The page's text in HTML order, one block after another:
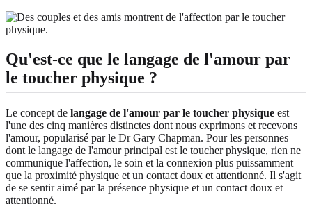
Qu'est-ce que le langage de l'amour par
le toucher physique ?
Le concept de langage de l'amour par le toucher physique est
l'une des cinq manières distinctes dont nous exprimons et recevons
l'amour, popularisé par le Dr Gary Chapman. Pour les personnes
dont le langage de l'amour principal est le toucher physique, rien ne
communique l'affection, le soin et la connexion plus puissamment
que la proximité physique et un contact doux et attentionné. Il s'agit
de se sentir aimé par la présence physique et un contact doux et
attentionné.